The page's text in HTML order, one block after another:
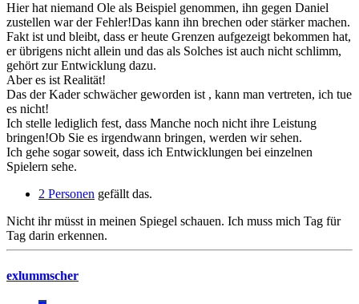
Hier hat niemand Ole als Beispiel genommen, ihn gegen Daniel
zustellen war der Fehler!Das kann ihn brechen oder stärker machen.
Fakt ist und bleibt, dass er heute Grenzen aufgezeigt bekommen hat,
er übrigens nicht allein und das als Solches ist auch nicht schlimm,
gehört zur Entwicklung dazu.
Aber es ist Realität!
Das der Kader schwächer geworden ist , kann man vertreten, ich tue
es nicht!
Ich stelle lediglich fest, dass Manche noch nicht ihre Leistung
bringen!Ob Sie es irgendwann bringen, werden wir sehen.
Ich gehe sogar soweit, dass ich Entwicklungen bei einzelnen
Spielern sehe.
2 Personen gefällt das.
Nicht ihr müsst in meinen Spiegel schauen. Ich muss mich Tag für
Tag darin erkennen.
exlummscher